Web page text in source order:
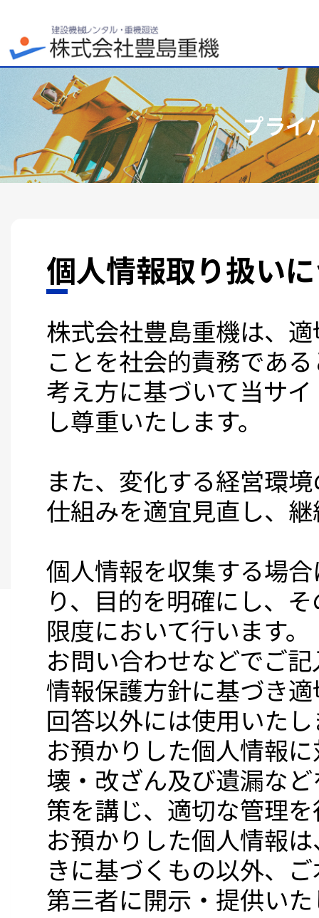
プライ
個人情報取り扱い
株式会社豊島重機は、
ことを社会的責務であ
考え方に基づいて当サ
し尊重いたします。
また、変化する経営環
仕組みを適宜見直し、
個人情報を収集する場
り、目的を明確にし、
限度において行います。
お問い合わせなどでご
情報保護方針に基づき
回答以外には使用いた
お預かりした個人情報
壊・改ざん及び遺漏な
策を講じ、適切な管理
お預かりした個人情報
きに基づくもの以外、
第三者に開示・提供い